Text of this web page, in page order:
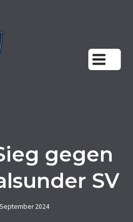
gegen
SV
2024